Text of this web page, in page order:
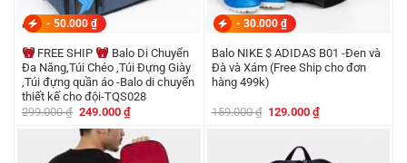
- 50.000 ₫
FREE SHIP
Balo Di Chuyển
Đa Năng,Túi Chéo ,Túi Đựng Giày
,Túi đựng quần áo -Balo di chuyển
thiết kế cho đội-TQS028
299.000₫ Giá
là:
299.000 ₫.
249.000 ₫Giá
hiện
tại
là:
249.000 ₫.
- 30.000 ₫
Balo NIKE $ ADIDAS B01 -Đen và
Đà và Xám (Free Ship cho đơn
hàng 499k)
159.000₫ Giá
159.000 ₫.
129.000₫Giá